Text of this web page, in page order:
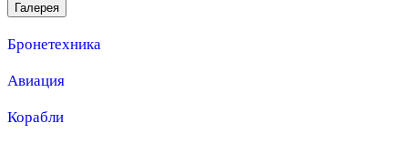
Галерея
Бронетехника
Авиация
Корабли